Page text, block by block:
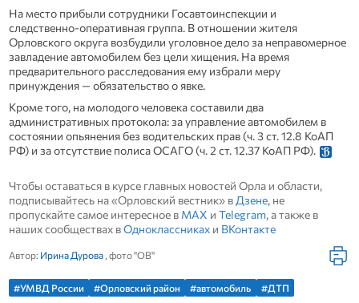
На место прибыли сотрудники Госавтоинспекции и
следственно‑оперативная группа. В отношении жителя
Орловского округа возбудили уголовное дело за неправомерное
завладение автомобилем без цели хищения. На время
предварительного расследования ему избрали меру
принуждения — обязательство о явке.
Кроме того, на молодого человека составили два
административных протокола: за управление автомобилем в
состоянии опьянения без водительских прав (ч. 3 ст. 12.8 КоАП
РФ) и за отсутствие полиса ОСАГО (ч. 2 ст. 12.37 КоАП РФ).
Чтобы оставаться в курсе главных новостей Орла и области,
подписывайтесь на «Орловский вестник» в Дзене, не
пропускайте самое интересное в MAX и Telegram, а также в
наших сообществах вОдноклассникахи ВКонтакте
Автор: Ирина Дурова, фото "ОВ"
#УМВД России #Орловский район #автомобиль #ДТП